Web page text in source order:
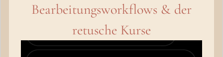
Bearbeitungsworkflows & der
retusche Kurse